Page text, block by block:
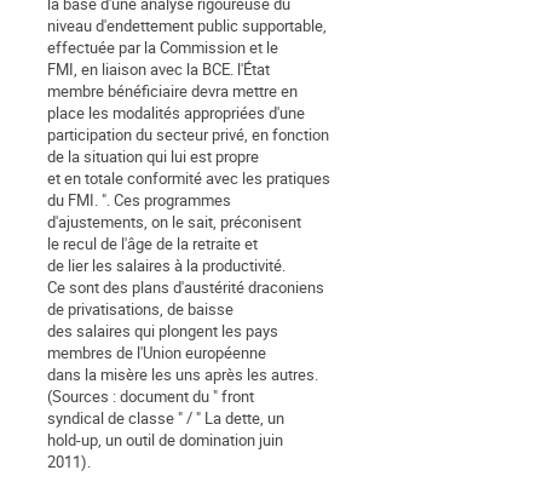
niveau d'endettement public supportable,
effectuée par la Commission et le
FMI, en liaison avec la BCE. l'État
membre bénéficiaire devra mettre en
place les modalités appropriées d'une
participation du secteur privé, en fonction
de la situation qui lui est propre
et en totale conformité avec les pratiques
du FMI. ". Ces programmes
d'ajustements, on le sait, préconisent
le recul de l'âge de la retraite et
de lier les salaires à la productivité.
Ce sont des plans d'austérité draconiens
de privatisations, de baisse
des salaires qui plongent les pays
membres de l'Union européenne
dans la misère les uns après les autres.
(Sources : document du " front
syndical de classe " / " La dette, un
hold-up, un outil de domination juin
2011).